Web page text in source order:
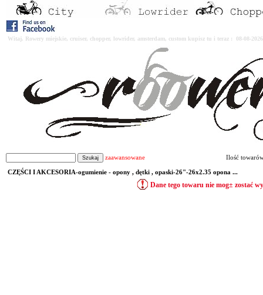
Witaj. Rowery miejskie, cruiser, chopper, lowrider, amsterdam, custom kupisz tu i teraz : 08-08-
zaawansowane Ilość
CZĘŚCI I AKCESORIA-ogumienie - opony , dętki , opaski-26"-26x2.35 opona ...
Dane tego towaru nie mog± zostać